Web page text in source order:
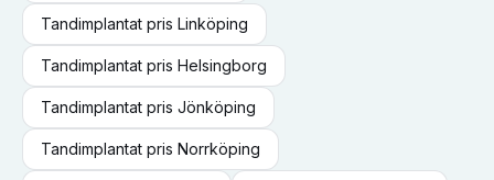
Tandimplantat pris Linköping
Tandimplantat pris Helsingborg
Tandimplantat pris Jönköping
Tandimplantat pris Norrköping